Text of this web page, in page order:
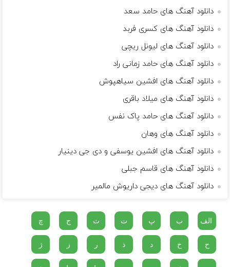
دانلود آهنگ های حامد سعد
دانلود آهنگ های کسری فربد
دانلود آهنگ های لیونل ریچی
دانلود آهنگ های حامد زمانی راد
دانلود آهنگ های افشین سیاهپوش
دانلود آهنگ های میلاد باقری
دانلود آهنگ های حامد پاک نفس
دانلود آهنگ های وهان
دانلود آهنگ های افشین یوسفی و دی جی دینیار
دانلود آهنگ های قاسم جبلی
دانلود آهنگ های دیجی داریوش مالمیر
الف ب پ ت ث ج چ
ح خ د ذ ر ز ژ